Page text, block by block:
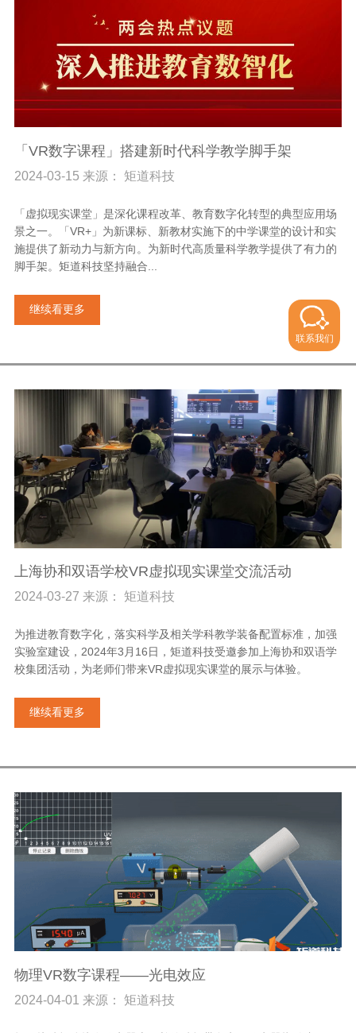
「VR数字课程」搭建新时代科学教学脚手架
2024-03-15 来源： 矩道科技
「虚拟现实课堂」是深化课程改革、教育数字化转型的典型应用场
景之一。「VR+」为新课标、新教材实施下的中学课堂的设计和实
施提供了新动力与新方向。为新时代高质量科学教学提供了有力的
脚手架。矩道科技坚持融合...
继续看更多
上海协和双语学校VR虚拟现实课堂交流活动
2024-03-27 来源： 矩道科技
为推进教育数字化，落实科学及相关学科教学装备配置标准，加强
实验室建设，2024年3月16日，矩道科技受邀参加上海协和双语学
校集团活动，为老师们带来VR虚拟现实课堂的展示与体验。
继续看更多
物理VR数字课程——光电效应
2024-04-01 来源： 矩道科技
联系我们